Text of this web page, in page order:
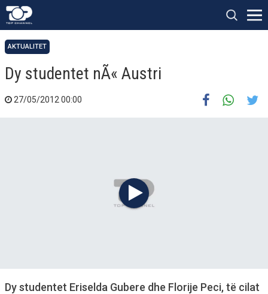
AKTUALITET
Dy studentet nÃ« Austri
27/05/2012 00:00
Dy studentet Eriselda Gubere dhe Florije Peci, të cilat